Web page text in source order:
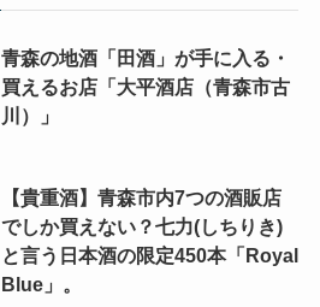
青森の地酒「田酒」が手に入る・
買えるお店「大平酒店（青森市古
川）」
【貴重酒】青森市内7つの酒販店
でしか買えない？七力(しちりき)
と言う日本酒の限定450本「Royal
Blue」。